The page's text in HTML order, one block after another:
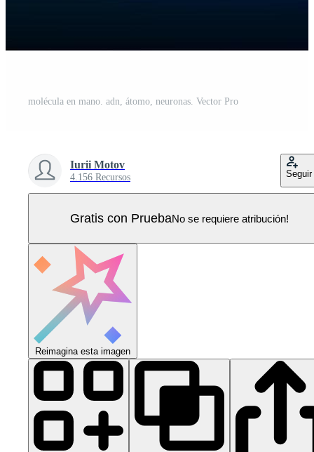
molécula en mano. adn, átomo, neuronas. Vector Pro
Iurii Motov
4.156 Recursos Seguir
Gratis con PruebaNo se requiere atribución!
Reimagina esta imagen